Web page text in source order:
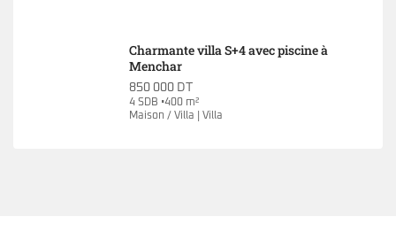
Charmante villa S+4 avec piscine à
Menchar
850 000 DT
4 SDB •400 m²
Maison / Villa | Villa